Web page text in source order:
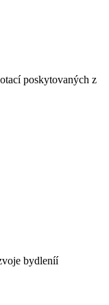
poskytovaných z
bydleníí